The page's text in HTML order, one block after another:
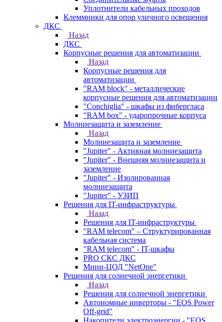
Уплотнители кабельных проходов
Клеммники для опор уличного освещения
ДКС
Назад
ДКС
Корпусные решения для автоматизации
Назад
Корпусные решения для
автоматизации
"RAM block" - металлические
корпусные решения для автоматизации
"Conchiglia" - шкафы из фибергласа
"RAM box" - ударопрочные корпуса
Молниезащита и заземление
Назад
Молниезащита и заземление
"Jupiter" - Активная молниезащита
"Jupiter" - Внешняя молниезащита и
заземление
"Jupiter" - Изолированная
молниезащита
"Jupiter" - УЗИП
Решения для IT-инфраструктуры
Назад
Решения для IT-инфраструктуры
"RAM telecom" – Структурированная
кабельная система
"RAM telecom" - IT-шкафы
PRO СКС ДКС
Мини-ЦОД "NetOne"
Решения для солнечной энергетики
Назад
Решения для солнечной энергетики
Автономные инверторы - "EOS Power
Off-grid"
Накопители электроэнергии - "EOS